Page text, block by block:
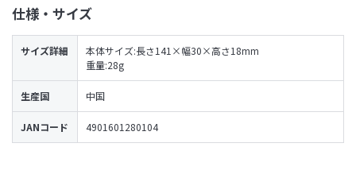
仕様・サイズ
サイズ詳細
本体サイズ:長さ141×幅30×高さ18mm
重量:28g
生産国 中国
JANコード 4901601280104